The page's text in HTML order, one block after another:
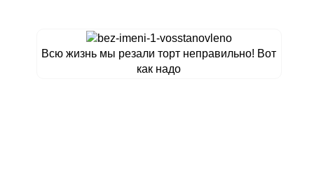
Всю жизнь мы резали торт неправильно! Вот
как надо